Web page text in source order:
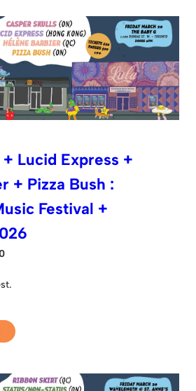
Lucid Express +
+ Pizza Bush :
Festival +